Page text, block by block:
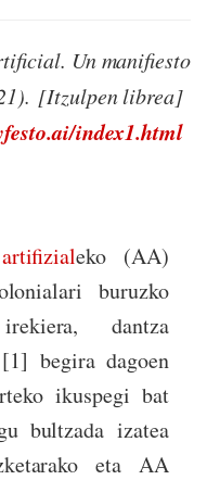
Un manifiesto
[Itzulpen librea]
index1.html
eko (AA)
buruzko
dantza
begira dagoen
ikuspegi bat
bultzada izatea
eta AA